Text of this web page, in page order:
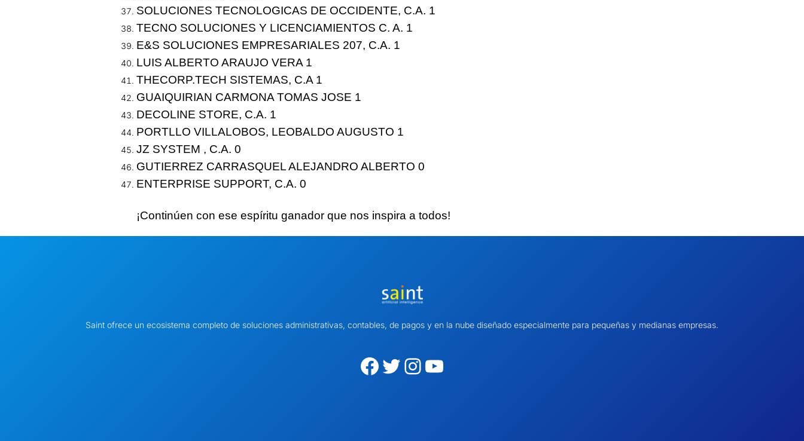
SOLUCIONES TECNOLOGICAS DE OCCIDENTE, C.A. 1
TECNO SOLUCIONES Y LICENCIAMIENTOS C. A. 1
E&S SOLUCIONES EMPRESARIALES 207, C.A. 1
LUIS ALBERTO ARAUJO VERA 1
THECORP.TECH SISTEMAS, C.A 1
GUAIQUIRIAN CARMONA TOMAS JOSE 1
DECOLINE STORE, C.A. 1
PORTLLO VILLALOBOS, LEOBALDO AUGUSTO 1
JZ SYSTEM , C.A. 0
GUTIERREZ CARRASQUEL ALEJANDRO ALBERTO 0
ENTERPRISE SUPPORT, C.A. 0
¡Continúen con ese espíritu ganador que nos inspira a todos!
Saint ofrece un ecosistema completo de soluciones administrativas, contables, de pagos y en la nube diseñado especialmente para pequeñas y medianas empresas.
Facebook Twitter Instagram YouTube